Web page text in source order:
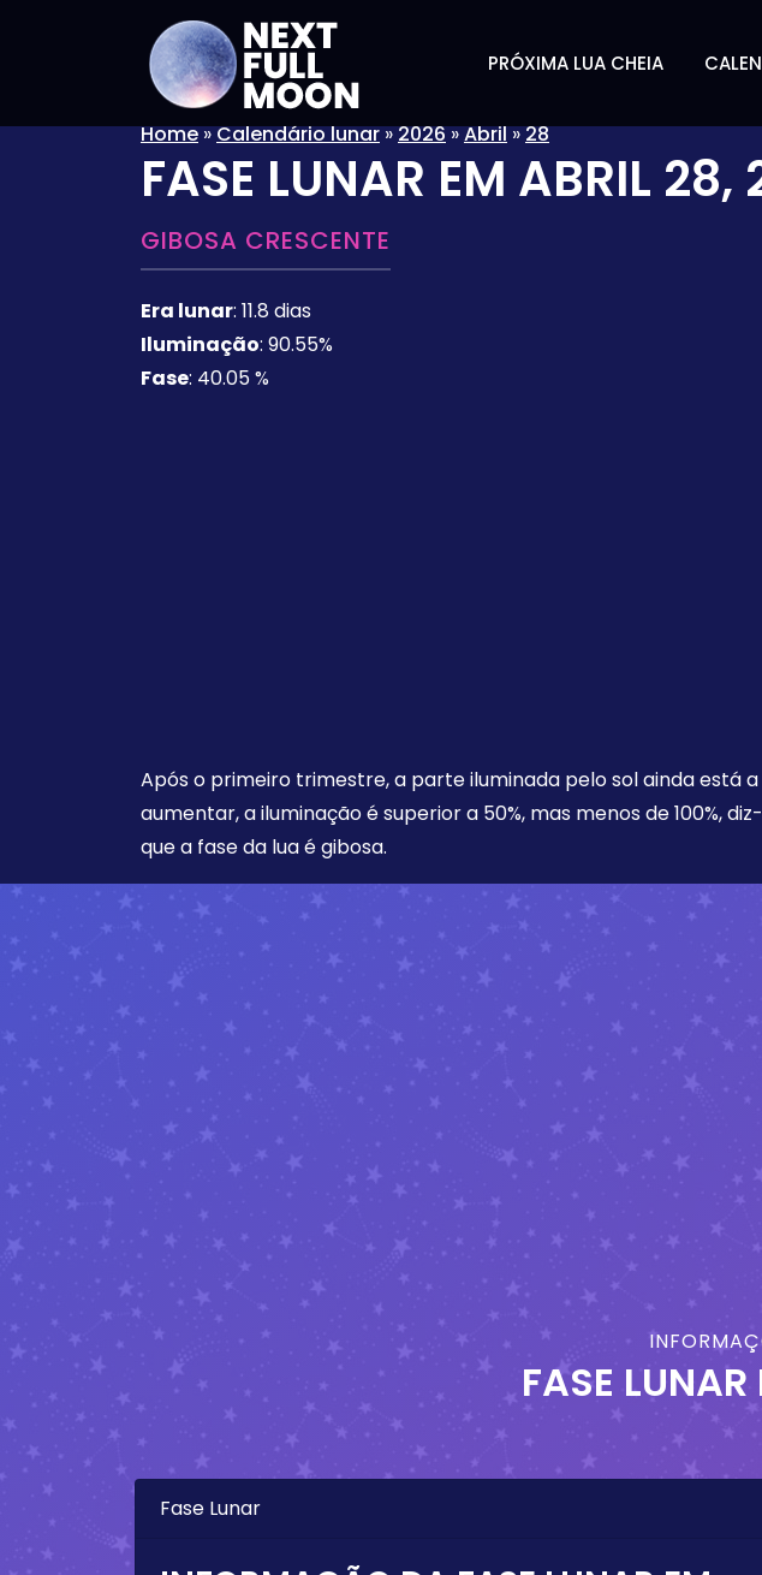
PRÓXIMA LUA CHEIA
Home»Calendário lunar»2026»Abril»28
FASE LUNAR EM ABRIL 28,
GIBOSA CRESCENTE
Era lunar: 11.8 dias
Iluminação: 90.55%
Fase: 40.05 %
Após o primeiro trimestre, a parte iluminada pelo sol ainda está a
aumentar, a iluminação é superior a 50%, mas menos de 100%,
que a fase da lua é gibosa.
FASE LUNAR
Fase Lunar